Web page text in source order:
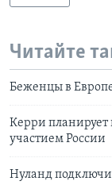
Читайте
Беженцы в
Керри планирует
участием России
Нуланд